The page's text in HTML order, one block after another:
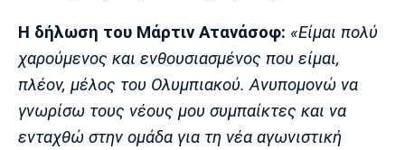
Η δήλωση του Μάρτιν Ατανάσοφ: «Είμαι πολύ
χαρούμενος και ενθουσιασμένος που είμαι,
πλέον, μέλος του Ολυμπιακού. Ανυπομονώ να
γνωρίσω τους νέους μου συμπαίκτες και να
ενταχθώ στην ομάδα για τη νέα αγωνιστική